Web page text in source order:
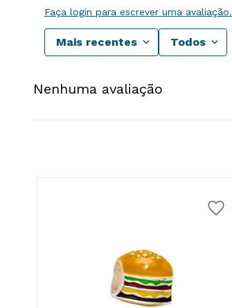
Faça login para escrever uma avaliação.
Mais recentes Todos
Nenhuma avaliação